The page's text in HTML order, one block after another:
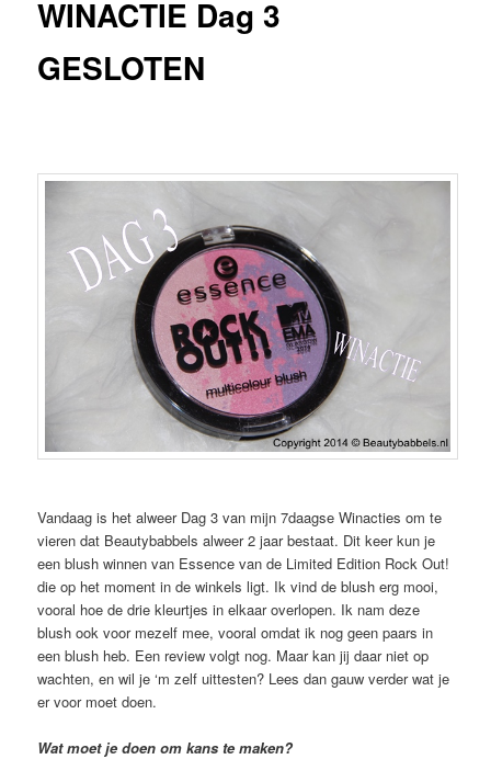
WINACTIE Dag 3
GESLOTEN
Vandaag is het alweer Dag 3 van mijn 7daagse Winacties om te
vieren dat Beautybabbels alweer 2 jaar bestaat. Dit keer kun je
een blush winnen van Essence van de Limited Edition Rock Out!
die op het moment in de winkels ligt. Ik vind de blush erg mooi,
vooral hoe de drie kleurtjes in elkaar overlopen. Ik nam deze
blush ook voor mezelf mee, vooral omdat ik nog geen paars in
een blush heb. Een review volgt nog. Maar kan jij daar niet op
wachten, en wil je ‘m zelf uittesten? Lees dan gauw verder wat je
er voor moet doen.
Wat moet je doen om kans te maken?